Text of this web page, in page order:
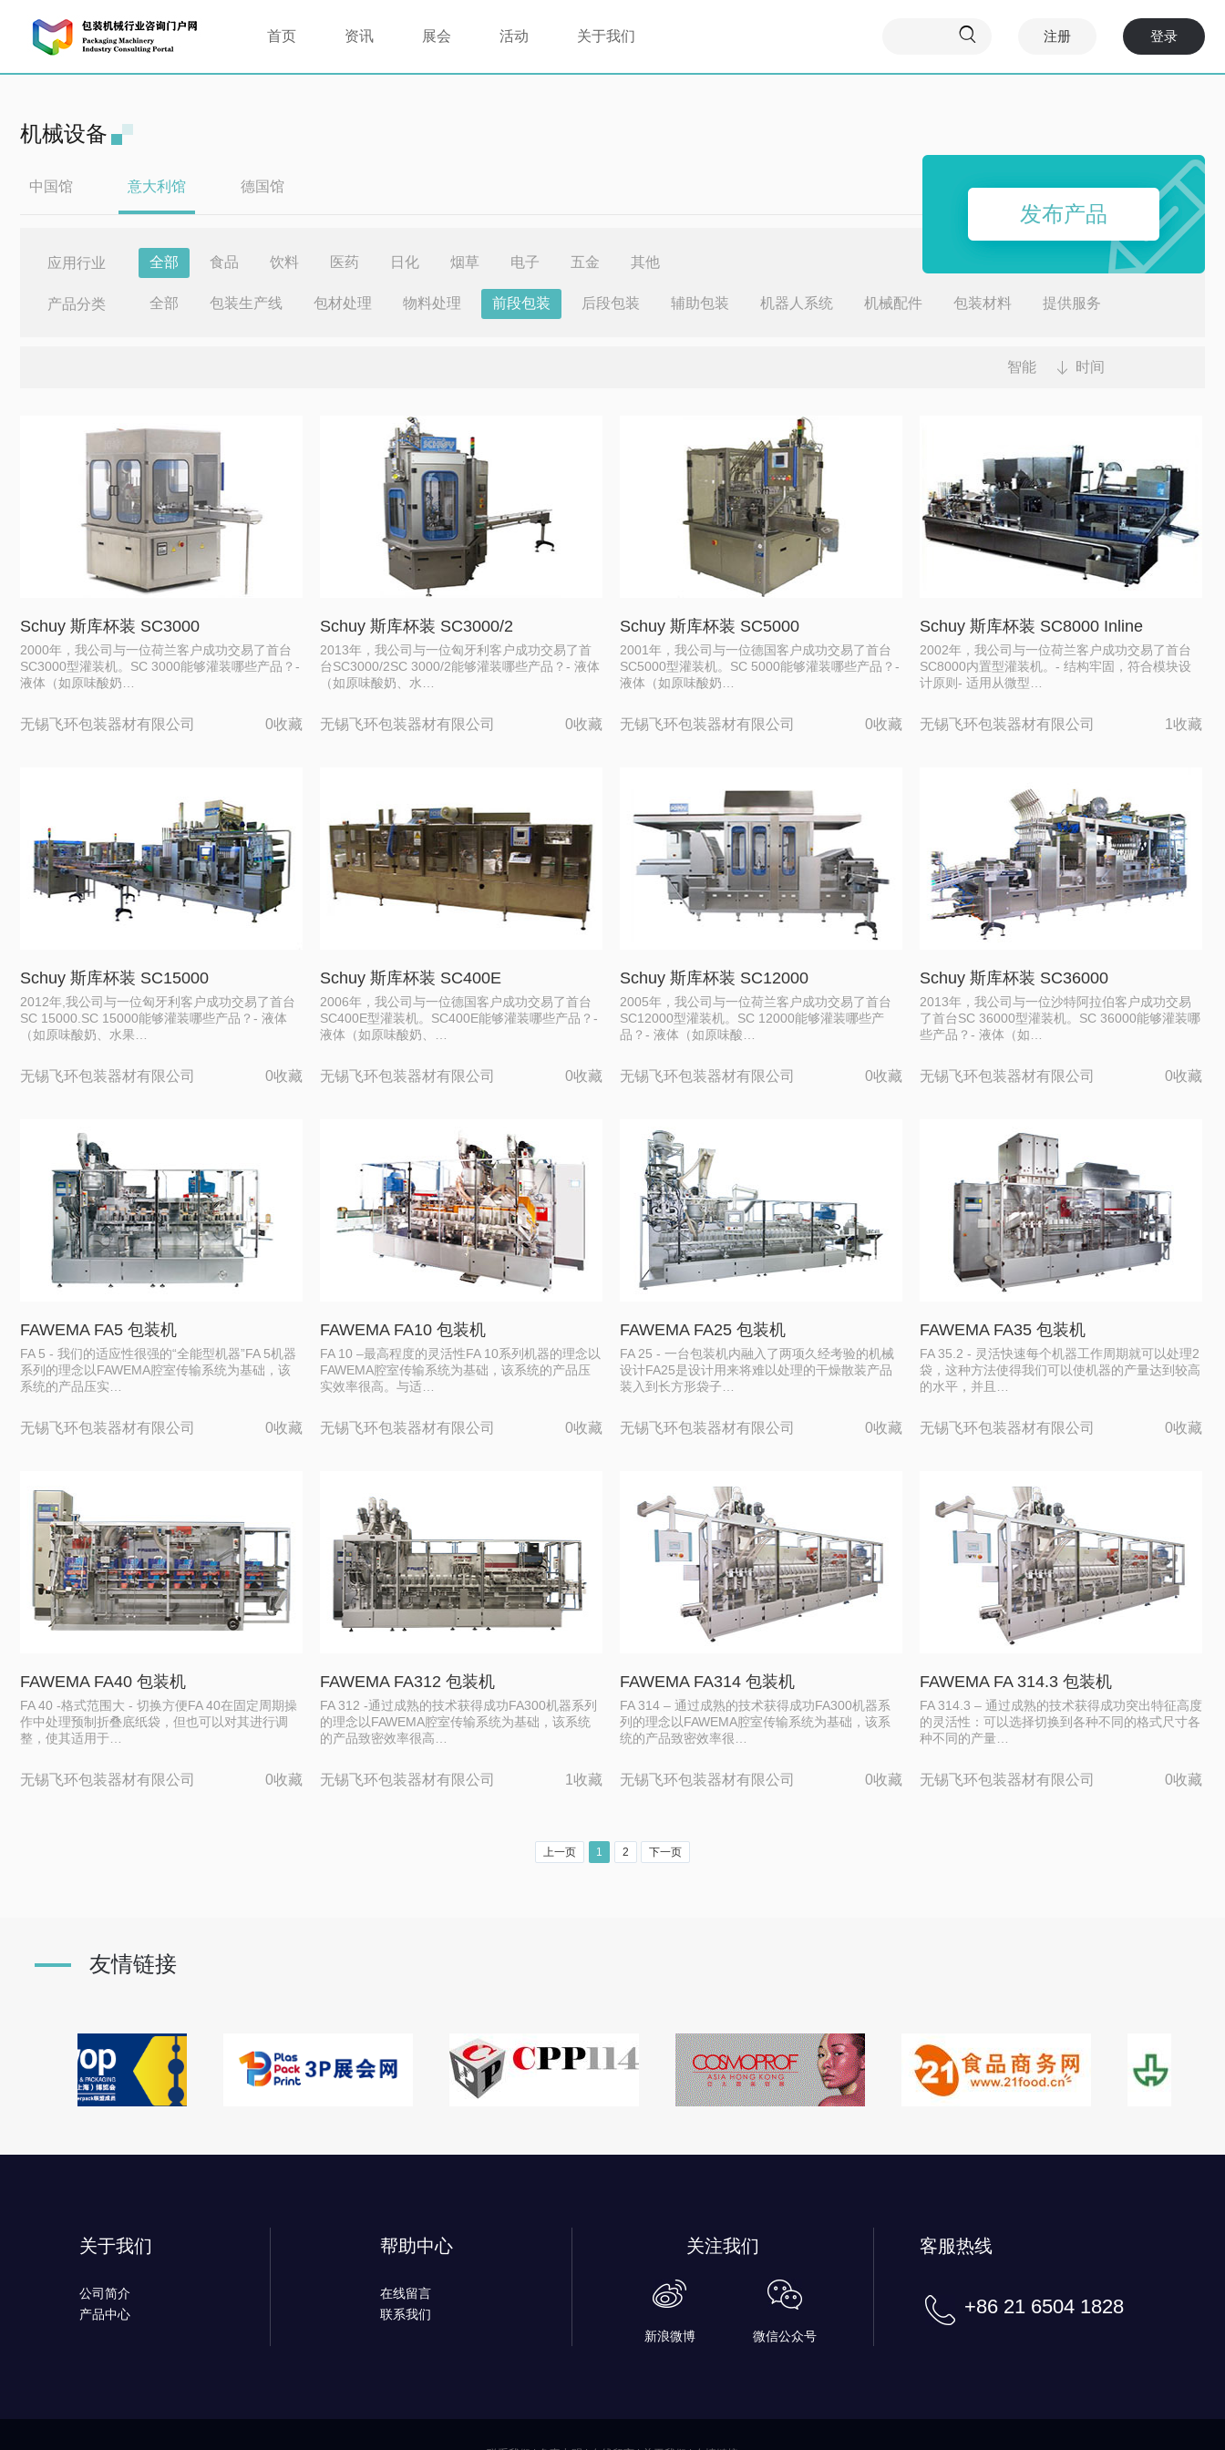
首页 资讯 展会 活动 关于我们  注册 登录
机械设备
中国馆 意大利馆 德国馆
应用行业 全部 食品 饮料 医药 日化 烟草 电子 五金 其他
产品分类 全部 包装生产线 包材处理 物料处理 前段包装 后段包装 辅助包装 机器人系统 机械配件 包装材料 提供服务
发布产品
智能 时间
Schuy 斯库杯装 SC3000
2000年，我公司与一位荷兰客户成功交易了首台
SC3000型灌装机。SC 3000能够灌装哪些产品？-
液体（如原味酸奶…
无锡飞环包装器材有限公司 0收藏
Schuy 斯库杯装 SC3000/2
2013年，我公司与一位匈牙利客户成功交易了首
台SC3000/2SC 3000/2能够灌装哪些产品？- 液体
（如原味酸奶、水…
无锡飞环包装器材有限公司 0收藏
Schuy 斯库杯装 SC5000
2001年，我公司与一位德国客户成功交易了首台
SC5000型灌装机。SC 5000能够灌装哪些产品？-
液体（如原味酸奶…
无锡飞环包装器材有限公司 0收藏
Schuy 斯库杯装 SC8000 Inline
2002年，我公司与一位荷兰客户成功交易了首台
SC8000内置型灌装机。- 结构牢固，符合模块设
计原则- 适用从微型…
无锡飞环包装器材有限公司 1收藏
Schuy 斯库杯装 SC15000
2012年,我公司与一位匈牙利客户成功交易了首台
SC 15000.SC 15000能够灌装哪些产品？- 液体
（如原味酸奶、水果…
无锡飞环包装器材有限公司 0收藏
Schuy 斯库杯装 SC400E
2006年，我公司与一位德国客户成功交易了首台
SC400E型灌装机。SC400E能够灌装哪些产品？-
液体（如原味酸奶、…
无锡飞环包装器材有限公司 0收藏
Schuy 斯库杯装 SC12000
2005年，我公司与一位荷兰客户成功交易了首台
SC12000型灌装机。SC 12000能够灌装哪些产
品？- 液体（如原味酸…
无锡飞环包装器材有限公司 0收藏
Schuy 斯库杯装 SC36000
2013年，我公司与一位沙特阿拉伯客户成功交易
了首台SC 36000型灌装机。SC 36000能够灌装哪
些产品？- 液体（如…
无锡飞环包装器材有限公司 0收藏
FAWEMA FA5 包装机
FA 5 - 我们的适应性很强的“全能型机器”FA 5机器
系列的理念以FAWEMA腔室传输系统为基础，该
系统的产品压实…
无锡飞环包装器材有限公司 0收藏
FAWEMA FA10 包装机
FA 10 –最高程度的灵活性FA 10系列机器的理念以
FAWEMA腔室传输系统为基础，该系统的产品压
实效率很高。与适…
无锡飞环包装器材有限公司 0收藏
FAWEMA FA25 包装机
FA 25 - 一台包装机内融入了两项久经考验的机械
设计FA25是设计用来将难以处理的干燥散装产品
装入到长方形袋子…
无锡飞环包装器材有限公司 0收藏
FAWEMA FA35 包装机
FA 35.2 - 灵活快速每个机器工作周期就可以处理2
袋，这种方法使得我们可以使机器的产量达到较高
的水平，并且…
无锡飞环包装器材有限公司 0收藏
FAWEMA FA40 包装机
FA 40 -格式范围大 - 切换方便FA 40在固定周期操
作中处理预制折叠底纸袋，但也可以对其进行调
整，使其适用于…
无锡飞环包装器材有限公司 0收藏
FAWEMA FA312 包装机
FA 312 -通过成熟的技术获得成功FA300机器系列
的理念以FAWEMA腔室传输系统为基础，该系统
的产品致密效率很高…
无锡飞环包装器材有限公司 1收藏
FAWEMA FA314 包装机
FA 314 – 通过成熟的技术获得成功FA300机器系
列的理念以FAWEMA腔室传输系统为基础，该系
统的产品致密效率很…
无锡飞环包装器材有限公司 0收藏
FAWEMA FA 314.3 包装机
FA 314.3 – 通过成熟的技术获得成功突出特征高度
的灵活性：可以选择切换到各种不同的格式尺寸各
种不同的产量…
无锡飞环包装器材有限公司 0收藏
上一页 1 2 下一页
友情链接
关于我们
公司简介
产品中心
帮助中心
在线留言
联系我们
关注我们
新浪微博 微信公众号
客服热线
+86 21 6504 1828